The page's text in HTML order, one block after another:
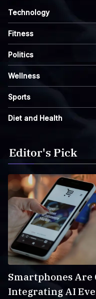
Technology
Fitness
Politics
Wellness
Sports
Diet and Health
Editor's Pick
Smartphones
Integrating AI